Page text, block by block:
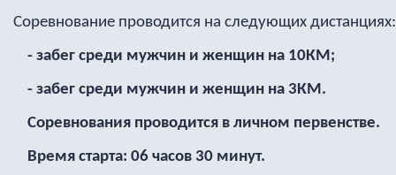
Соревнование проводится на следующих дистанциях:
- забег среди мужчин и женщин на 10КМ;
- забег среди мужчин и женщин на 3КМ.
Соревнования проводится в личном первенстве.
Время старта: 06 часов 30 минут.